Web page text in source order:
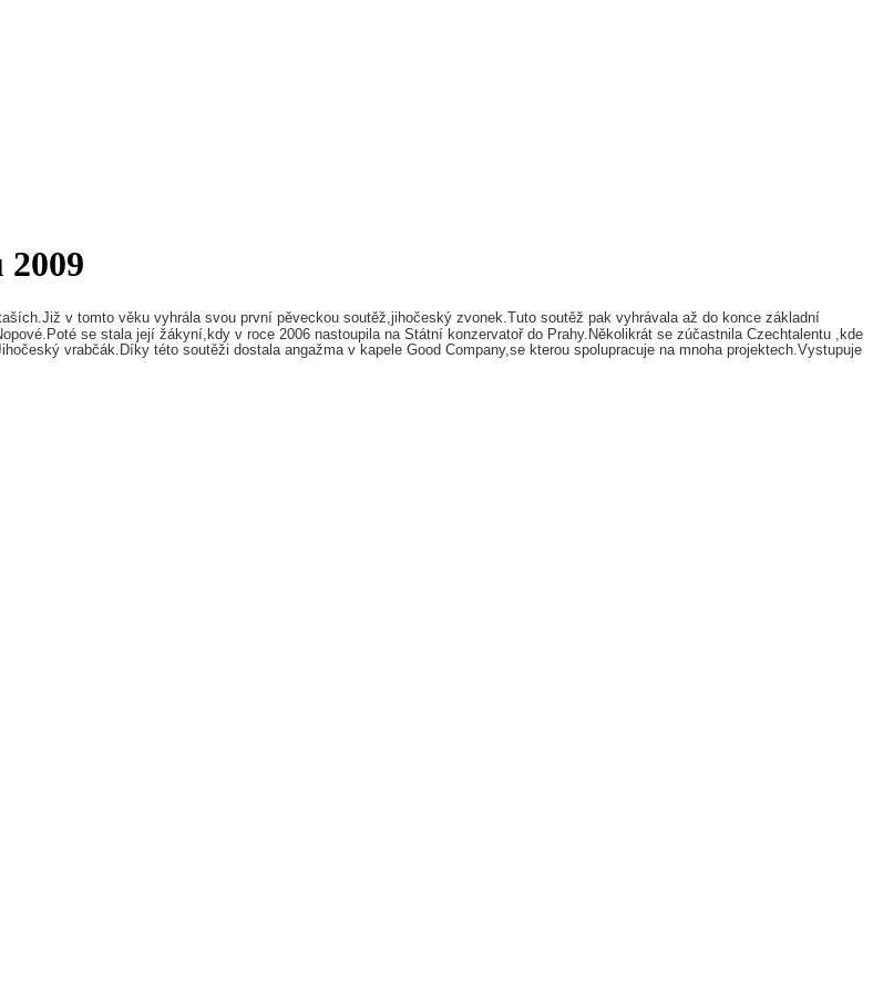
v tomto věku vyhrála svou první pěveckou soutěž,jihočeský zvonek.Tuto soutěž pak vyhrávala až do konce základní
se stala její žákyní,kdy v roce 2006 nastoupila na Státní konzervatoř do Prahy.Několikrát se zúčastnila Czechtalentu ,kde
vrabčák.Díky této soutěži dostala angažma v kapele Good Company,se kterou spolupracuje na mnoha projektech.Vystupuje